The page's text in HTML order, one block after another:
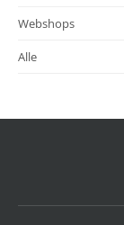
Webshops
Alle